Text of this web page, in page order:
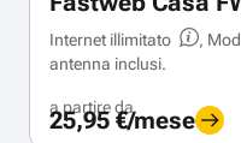
Internet illimitato
,
antenna inclusi.
a partire da
25,95 €/mese